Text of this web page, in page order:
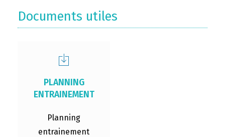
Documents utiles
PLANNING
ENTRAINEMENT
Planning
entrainement